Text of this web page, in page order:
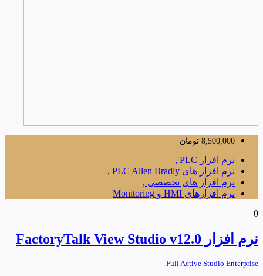
8,500,000 تومان
نرم افزار PLC ,
نرم افزار های PLC Allen Bradly ,
نرم افزار های تخصصی ,
نرم افزارهای HMI و Monitoring
0
نرم افزار FactoryTalk View Studio v12.0
Full Active Studio Enterprise